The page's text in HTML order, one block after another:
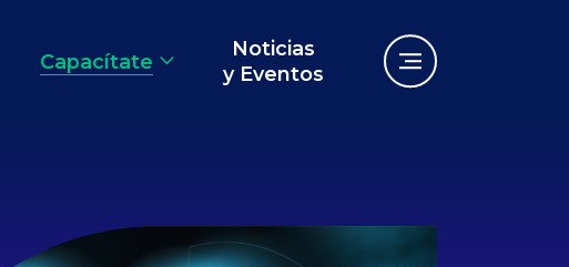
Capacítate
Noticias
y Eventos